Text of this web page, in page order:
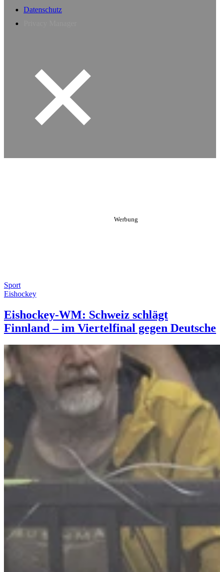
Datenschutz
Sport
Eishockey
Eishockey-WM: Schweiz schlägt
Finnland – im Viertelfinal gegen Deutsche